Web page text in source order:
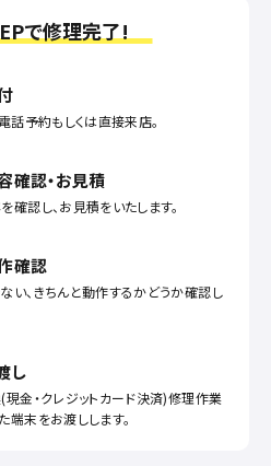
で修理完了!
話予約もしくは直接来店。
確認・お見積
確認し、お見積をいたします。
確認
い、きちんと動作するかどうか確認し
し
金・クレジットカード決済)修理作業
端末をお渡しします。